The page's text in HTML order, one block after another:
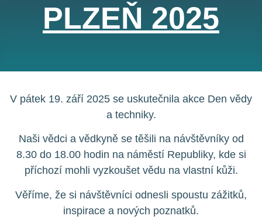
PLZEŇ 2025
V pátek 19. září 2025 se uskutečnila akce Den vědy
a techniky.
Naši vědci a vědkyně se těšili na návštěvníky od
8.30 do 18.00 hodin na náměstí Republiky, kde si
příchozí mohli vyzkoušet vědu na vlastní kůži.
Věříme, že si návštěvníci odnesli spoustu zážitků,
inspirace a nových poznatků.